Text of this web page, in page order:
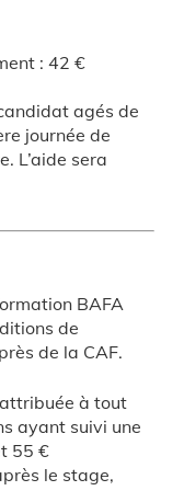
: 42 €
agés de
journée de
L’aide sera
BAFA
de
de la CAF.
à tout
ayant suivi une
55 €
le stage,